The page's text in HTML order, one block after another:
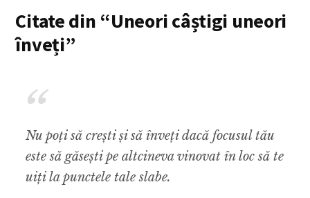
Citate din “Uneori câștigi uneori
înveți”
Nu poți să crești și să înveți dacă focusul tău
este să găsești pe altcineva vinovat în loc să te
uiți la punctele tale slabe.